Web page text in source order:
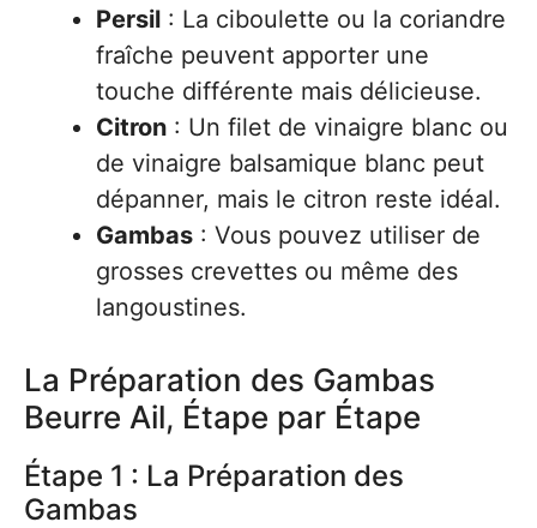
Persil : La ciboulette ou la coriandre
fraîche peuvent apporter une
touche différente mais délicieuse.
Citron : Un filet de vinaigre blanc ou
de vinaigre balsamique blanc peut
dépanner, mais le citron reste idéal.
Gambas : Vous pouvez utiliser de
grosses crevettes ou même des
langoustines.
La Préparation des Gambas
Beurre Ail, Étape par Étape
Étape 1 : La Préparation des
Gambas